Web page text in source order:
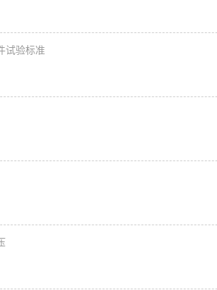
试验标准